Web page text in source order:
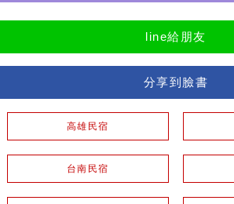
line給朋友
分享到臉書
高雄民宿
台南民宿